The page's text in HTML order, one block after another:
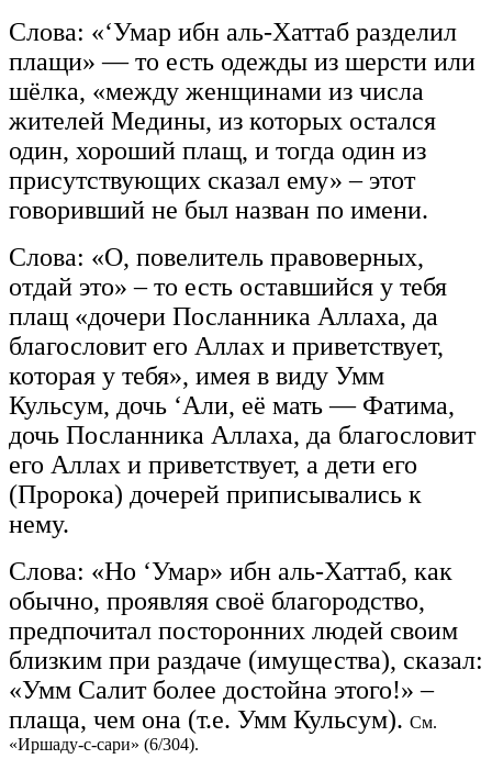
Слова: «‘Умар ибн аль-Хаттаб разделил
плащи» — то есть одежды из шерсти или
шёлка, «между женщинами из числа
жителей Медины, из которых остался
один, хороший плащ, и тогда один из
присутствующих сказал ему» – этот
говоривший не был назван по имени.
Слова: «О, повелитель правоверных,
отдай это» – то есть оставшийся у тебя
плащ «дочери Посланника Аллаха, да
благословит его Аллах и приветствует,
которая у тебя», имея в виду Умм
Кульсум, дочь ‘Али, её мать — Фатима,
дочь Посланника Аллаха, да благословит
его Аллах и приветствует, а дети его
(Пророка) дочерей приписывались к
нему.
Слова: «Но ‘Умар» ибн аль-Хаттаб, как
обычно, проявляя своё благородство,
предпочитал посторонних людей своим
близким при раздаче (имущества), сказал:
«Умм Салит более достойна этого!» –
плаща, чем она (т.е. Умм Кульсум). См.
«Иршаду-с-сари» (6/304).